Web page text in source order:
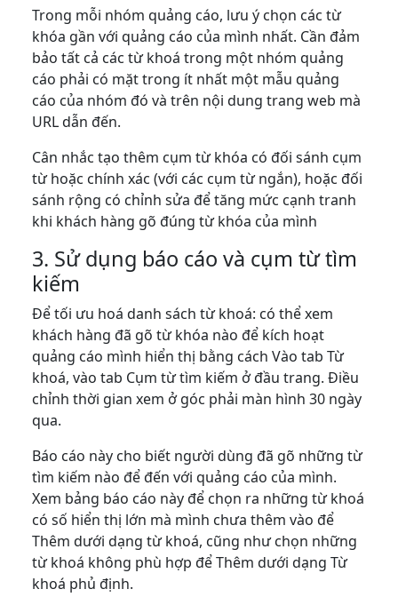
Trong mỗi nhóm quảng cáo, lưu ý chọn các từ
khóa gần với quảng cáo của mình nhất. Cần đảm
bảo tất cả các từ khoá trong một nhóm quảng
cáo phải có mặt trong ít nhất một mẫu quảng
cáo của nhóm đó và trên nội dung trang web mà
URL dẫn đến.
Cân nhắc tạo thêm cụm từ khóa có đối sánh cụm
từ hoặc chính xác (với các cụm từ ngắn), hoặc đối
sánh rộng có chỉnh sửa để tăng mức cạnh tranh
khi khách hàng gõ đúng từ khóa của mình
3. Sử dụng báo cáo và cụm từ tìm
kiếm
Để tối ưu hoá danh sách từ khoá: có thể xem
khách hàng đã gõ từ khóa nào để kích hoạt
quảng cáo mình hiển thị bằng cách Vào tab Từ
khoá, vào tab Cụm từ tìm kiếm ở đầu trang. Điều
chỉnh thời gian xem ở góc phải màn hình 30 ngày
qua.
Báo cáo này cho biết người dùng đã gõ những từ
tìm kiếm nào để đến với quảng cáo của mình.
Xem bảng báo cáo này để chọn ra những từ khoá
có số hiển thị lớn mà mình chưa thêm vào để
Thêm dưới dạng từ khoá, cũng như chọn những
từ khoá không phù hợp để Thêm dưới dạng Từ
khoá phủ định.